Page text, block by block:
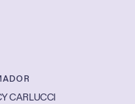
CARLUCCI